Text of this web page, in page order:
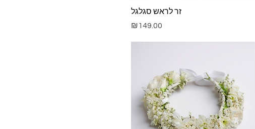
זר לראש סגלגל
Price
₪149.00